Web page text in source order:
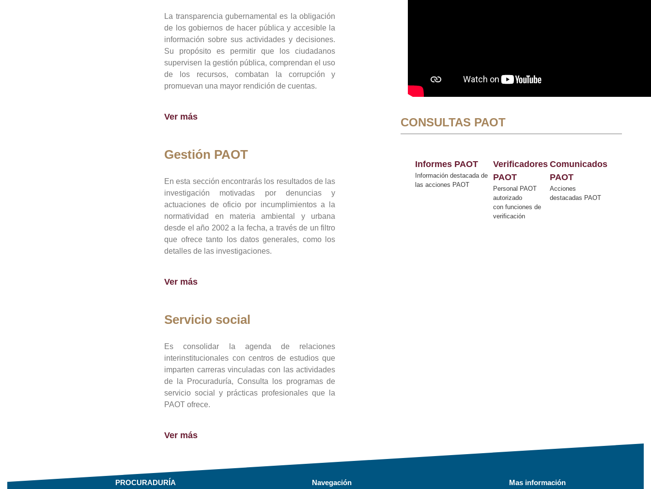
La transparencia gubernamental es la obligación
de los gobiernos de hacer pública y accesible la
información sobre sus actividades y decisiones.
Su propósito es permitir que los ciudadanos
supervisen la gestión pública, comprendan el uso
de los recursos, combatan la corrupción y
promuevan una mayor rendición de cuentas.
Ver más
Gestión PAOT
En esta sección encontrarás los resultados de las
investigación motivadas por denuncias y
actuaciones de oficio por incumplimientos a la
normatividad en materia ambiental y urbana
desde el año 2002 a la fecha, a través de un filtro
que ofrece tanto los datos generales, como los
detalles de las investigaciones.
Ver más
Servicio social
Es consolidar la agenda de relaciones
interinstitucionales con centros de estudios que
imparten carreras vinculadas con las actividades
de la Procuraduría, Consulta los programas de
servicio social y prácticas profesionales que la
PAOT ofrece.
Ver más
CONSULTAS PAOT
Informes PAOT
Información destacada de
las acciones PAOT
Verificadores
PAOT
Personal PAOT
autorizado
con funciones de
verificación
Comunicados
PAOT
Acciones
destacadas PAOT
PROCURADURÍA Navegación Mas información